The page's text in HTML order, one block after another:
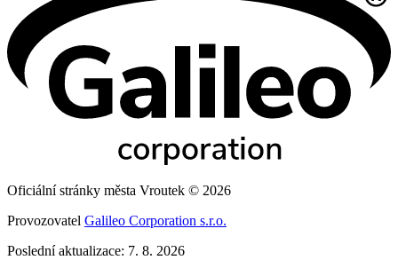
Oficiální stránky města Vroutek © 2026
Provozovatel Galileo Corporation s.r.o.
Poslední aktualizace: 7. 8. 2026